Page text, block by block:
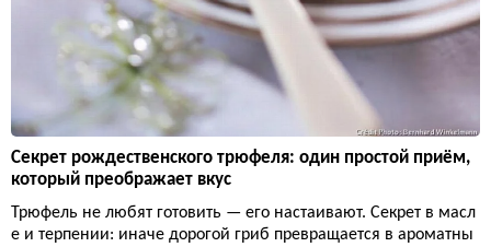
Секрет рождественского трюфеля: один простой приём,
который преображает вкус
Трюфель не любят готовить — его настаивают. Секрет в масл
е и терпении: иначе дорогой гриб превращается в ароматны